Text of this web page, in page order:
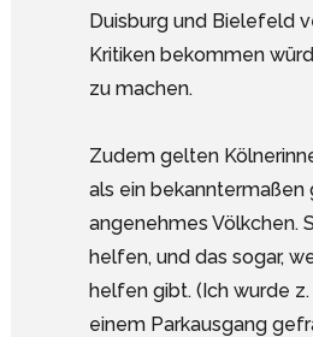
Duisburg und Bielefeld
Kritiken bekommen
zu machen.
Zudem gelten
als ein bekanntermaßen
angenehmes Völkchen.
helfen, und das sogar,
helfen gibt. (Ich wurde z.
einem Parkausgang